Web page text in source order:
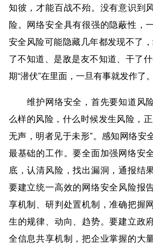
知彼，才能百战不殆。没有意识到
险。网络安全具有很强的隐蔽性，
安全风险可能隐藏几年都发现不了
了不知道、是敌是友不知道、干了
期“潜伏”在里面，一旦有事就发作了。
维护网络安全，首先要知道风
么样的风险，什么时候发生风险，
无声，明者见于未形”。感知网络安
最基础的工作。要全面加强网络安
底，认清风险，找出漏洞，通报结
要建立统一高效的网络安全风险报
享机制、研判处置机制，准确把握
生的规律、动向、趋势。要建立政
全信息共享机制，把企业掌握的大